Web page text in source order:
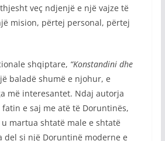
veç ndjenjë e një vajze të
mision, përtej personal, përtej
shqiptare, “Konstandini dhe
baladë shumë e njohur, e
më interesantet. Ndaj autorja
e saj me atë të Doruntinës,
martua shtatë male e shtatë
del si një Doruntinë moderne e